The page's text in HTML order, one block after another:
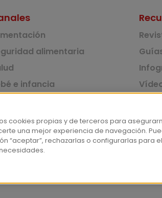
alimentaria
e infancia
y consumo
cookies propias y de terceros para
una mejor experiencia de navegación.
“aceptar”, rechazarlas o configurarlas para